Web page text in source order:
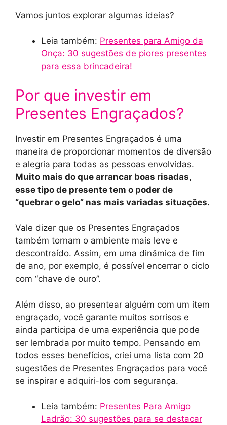
Vamos juntos explorar algumas ideias?
Leia também: Presentes para Amigo da
Onça: 30 sugestões de piores presentes
para essa brincadeira!
Por que investir em
Presentes Engraçados?
Investir em Presentes Engraçados é uma
maneira de proporcionar momentos de diversão
e alegria para todas as pessoas envolvidas.
Muito mais do que arrancar boas risadas,
esse tipo de presente tem o poder de
“quebrar o gelo” nas mais variadas situações.
Vale dizer que os Presentes Engraçados
também tornam o ambiente mais leve e
descontraído. Assim, em uma dinâmica de fim
de ano, por exemplo, é possível encerrar o ciclo
com “chave de ouro”.
Além disso, ao presentear alguém com um item
engraçado, você garante muitos sorrisos e
ainda participa de uma experiência que pode
ser lembrada por muito tempo. Pensando em
todos esses benefícios, criei uma lista com 20
sugestões de Presentes Engraçados para você
se inspirar e adquiri-los com segurança.
Leia também: Presentes Para Amigo
Ladrão: 30 sugestões para se destacar